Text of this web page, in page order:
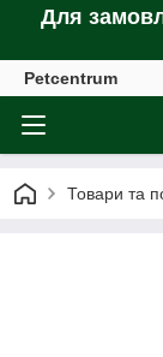
Для
Petcentrum
Товари та